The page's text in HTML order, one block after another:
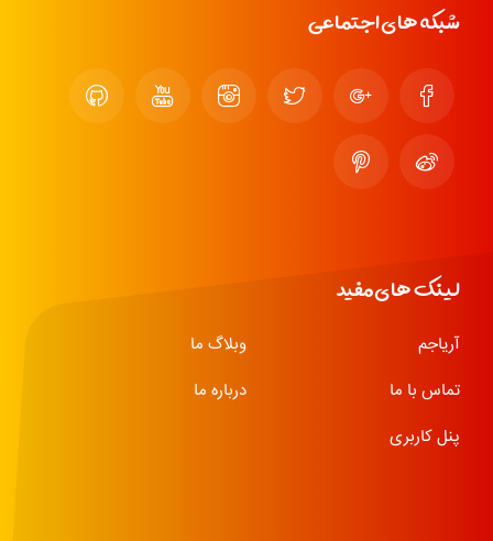
شبکه های اجتماعی
لینک های مفید
آریاجم
وبلاگ ما
تماس با ما
درباره ما
پنل کاربری